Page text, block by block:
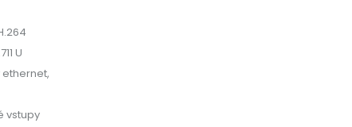
U
ethernet,
vstupy